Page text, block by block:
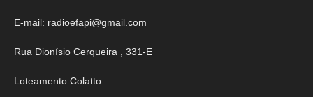
E-mail: radioefapi@gmail.com
Rua Dionísio Cerqueira , 331-E
Loteamento Colatto